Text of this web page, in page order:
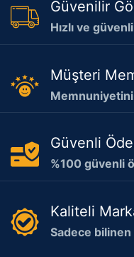
Güvenilir
Hızlı ve
Müşteri
Güvenli
%100 güvenli
Kaliteli
Sadece